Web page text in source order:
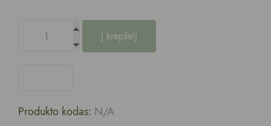
Į krepšelį
Produkto kodas: N/A